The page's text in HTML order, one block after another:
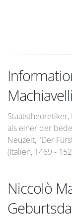
Machiavelli
als einer der
Neuzeit, "Der
(Italien, 1469 -
Niccolò